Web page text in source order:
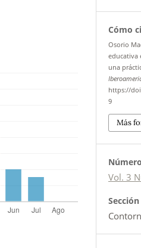
Cómo
Osorio
educativa
una
https://
9
Más
Número
Vol. 3
Sección